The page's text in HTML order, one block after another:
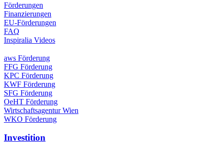
Förderungen
Finanzierungen
EU-Förderungen
FAQ
Inspiralia Videos
aws Förderung
FFG Förderung
KPC Förderung
KWF Förderung
SFG Förderung
OeHT Förderung
Wirtschaftsagentur Wien
WKO Förderung
Investition